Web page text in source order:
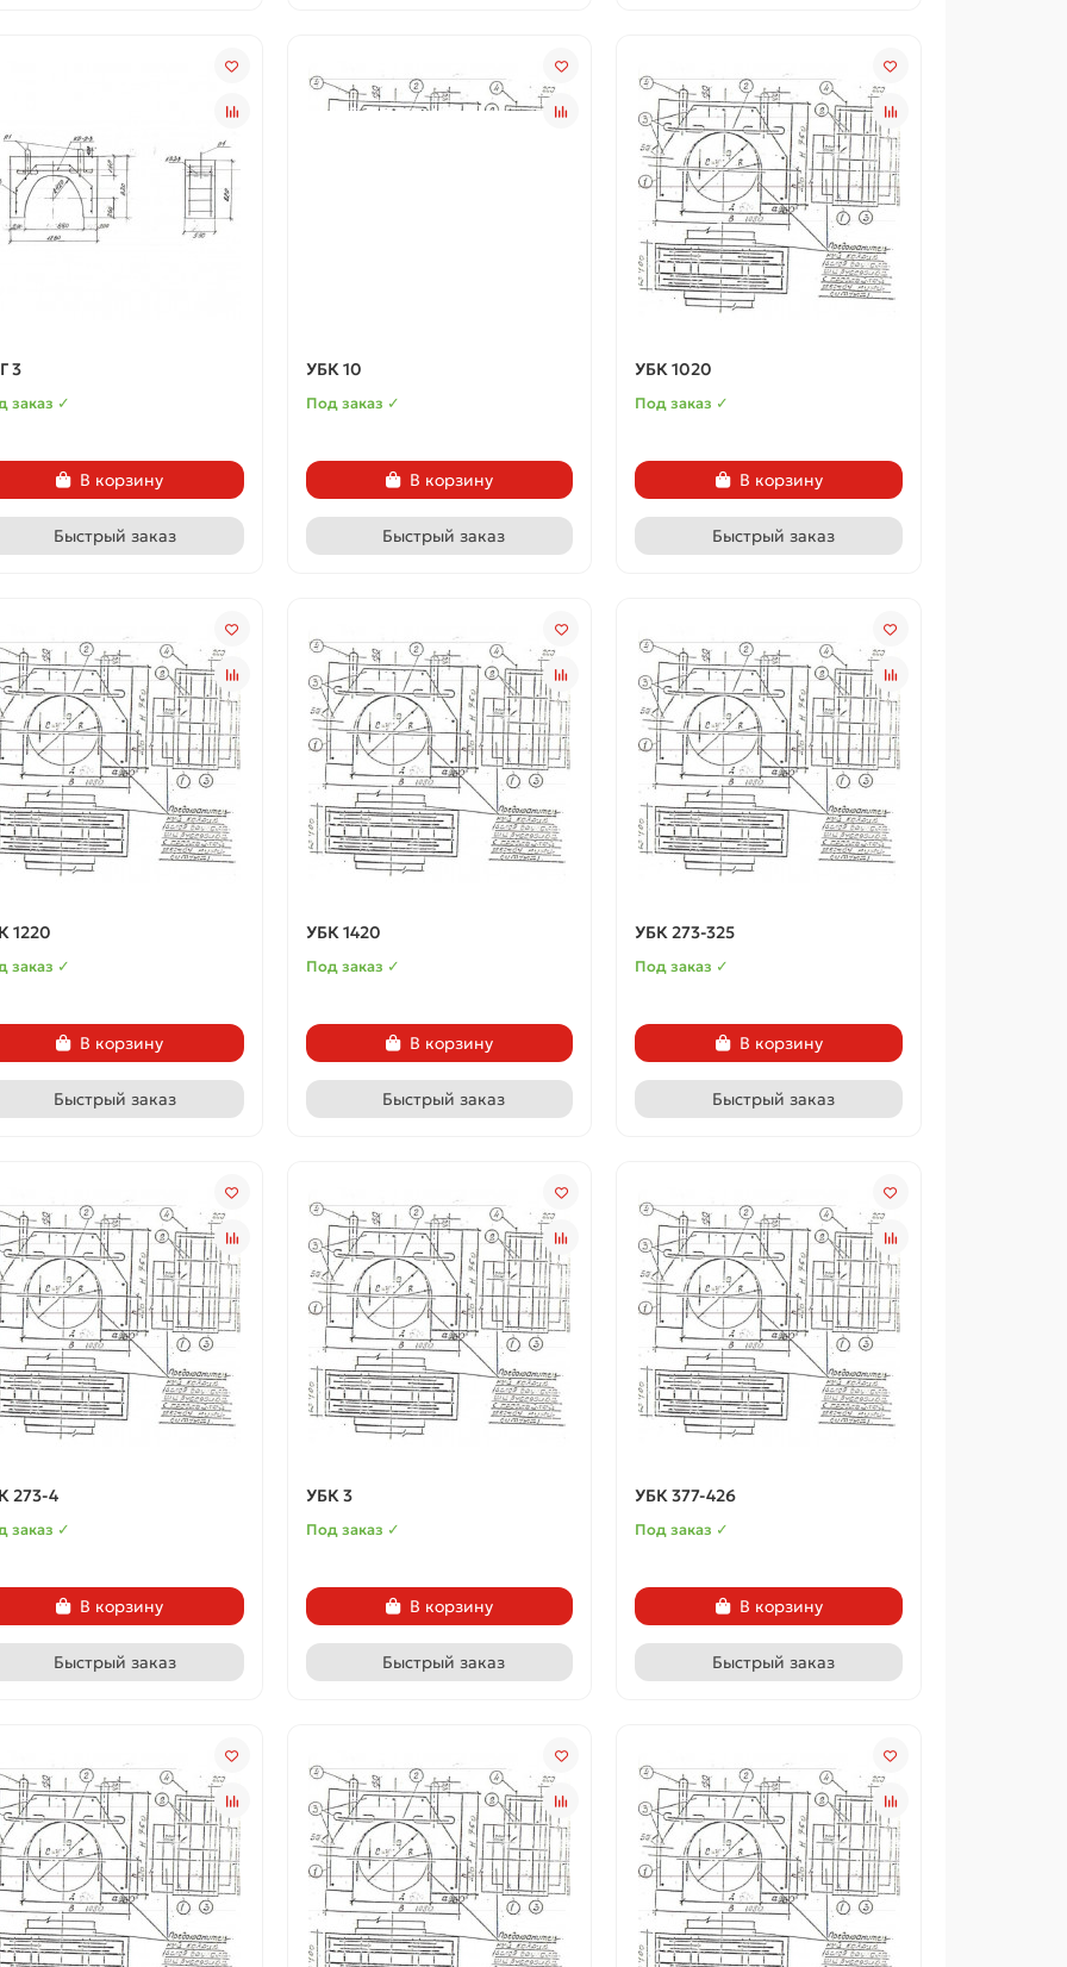
3
заказ ✓
В корзину
Быстрый заказ
УБК 10
Под заказ ✓
В корзину
Быстрый заказ
УБК 1020
Под заказ ✓
В корзину
Быстрый заказ
1220
заказ ✓
В корзину
Быстрый заказ
УБК 1420
Под заказ ✓
В корзину
Быстрый заказ
УБК 273-325
Под заказ ✓
В корзину
Быстрый заказ
273-4
заказ ✓
В корзину
Быстрый заказ
УБК 3
Под заказ ✓
В корзину
Быстрый заказ
УБК 377-426
Под заказ ✓
В корзину
Быстрый заказ